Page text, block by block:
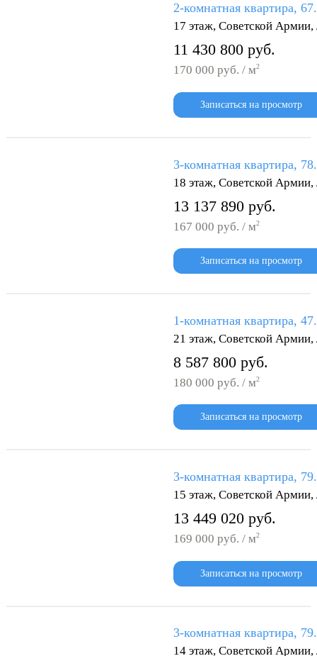
2-комнатная квартира,
17 этаж, Советской
11 430 800 руб.
170 000 руб. / м2
Записаться на просмотр
3-комнатная квартира,
18 этаж, Советской
13 137 890 руб.
167 000 руб. / м2
Записаться на просмотр
1-комнатная квартира,
21 этаж, Советской
8 587 800 руб.
180 000 руб. / м2
Записаться на просмотр
3-комнатная квартира,
15 этаж, Советской
13 449 020 руб.
169 000 руб. / м2
Записаться на просмотр
3-комнатная квартира,
14 этаж, Советской